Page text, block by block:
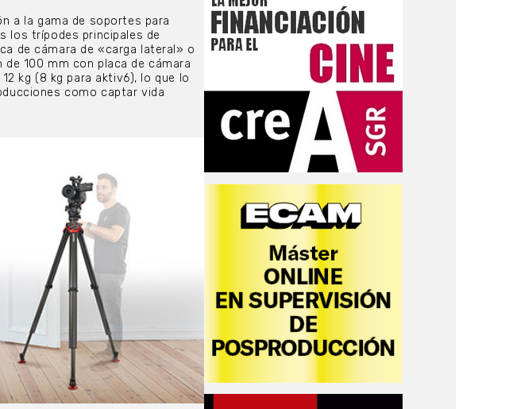
a la gama de soportes para
los trípodes principales de
de cámara de «carga lateral» o
100 mm con placa de cámara
kg (8 kg para aktiv6), lo que lo
como captar vida